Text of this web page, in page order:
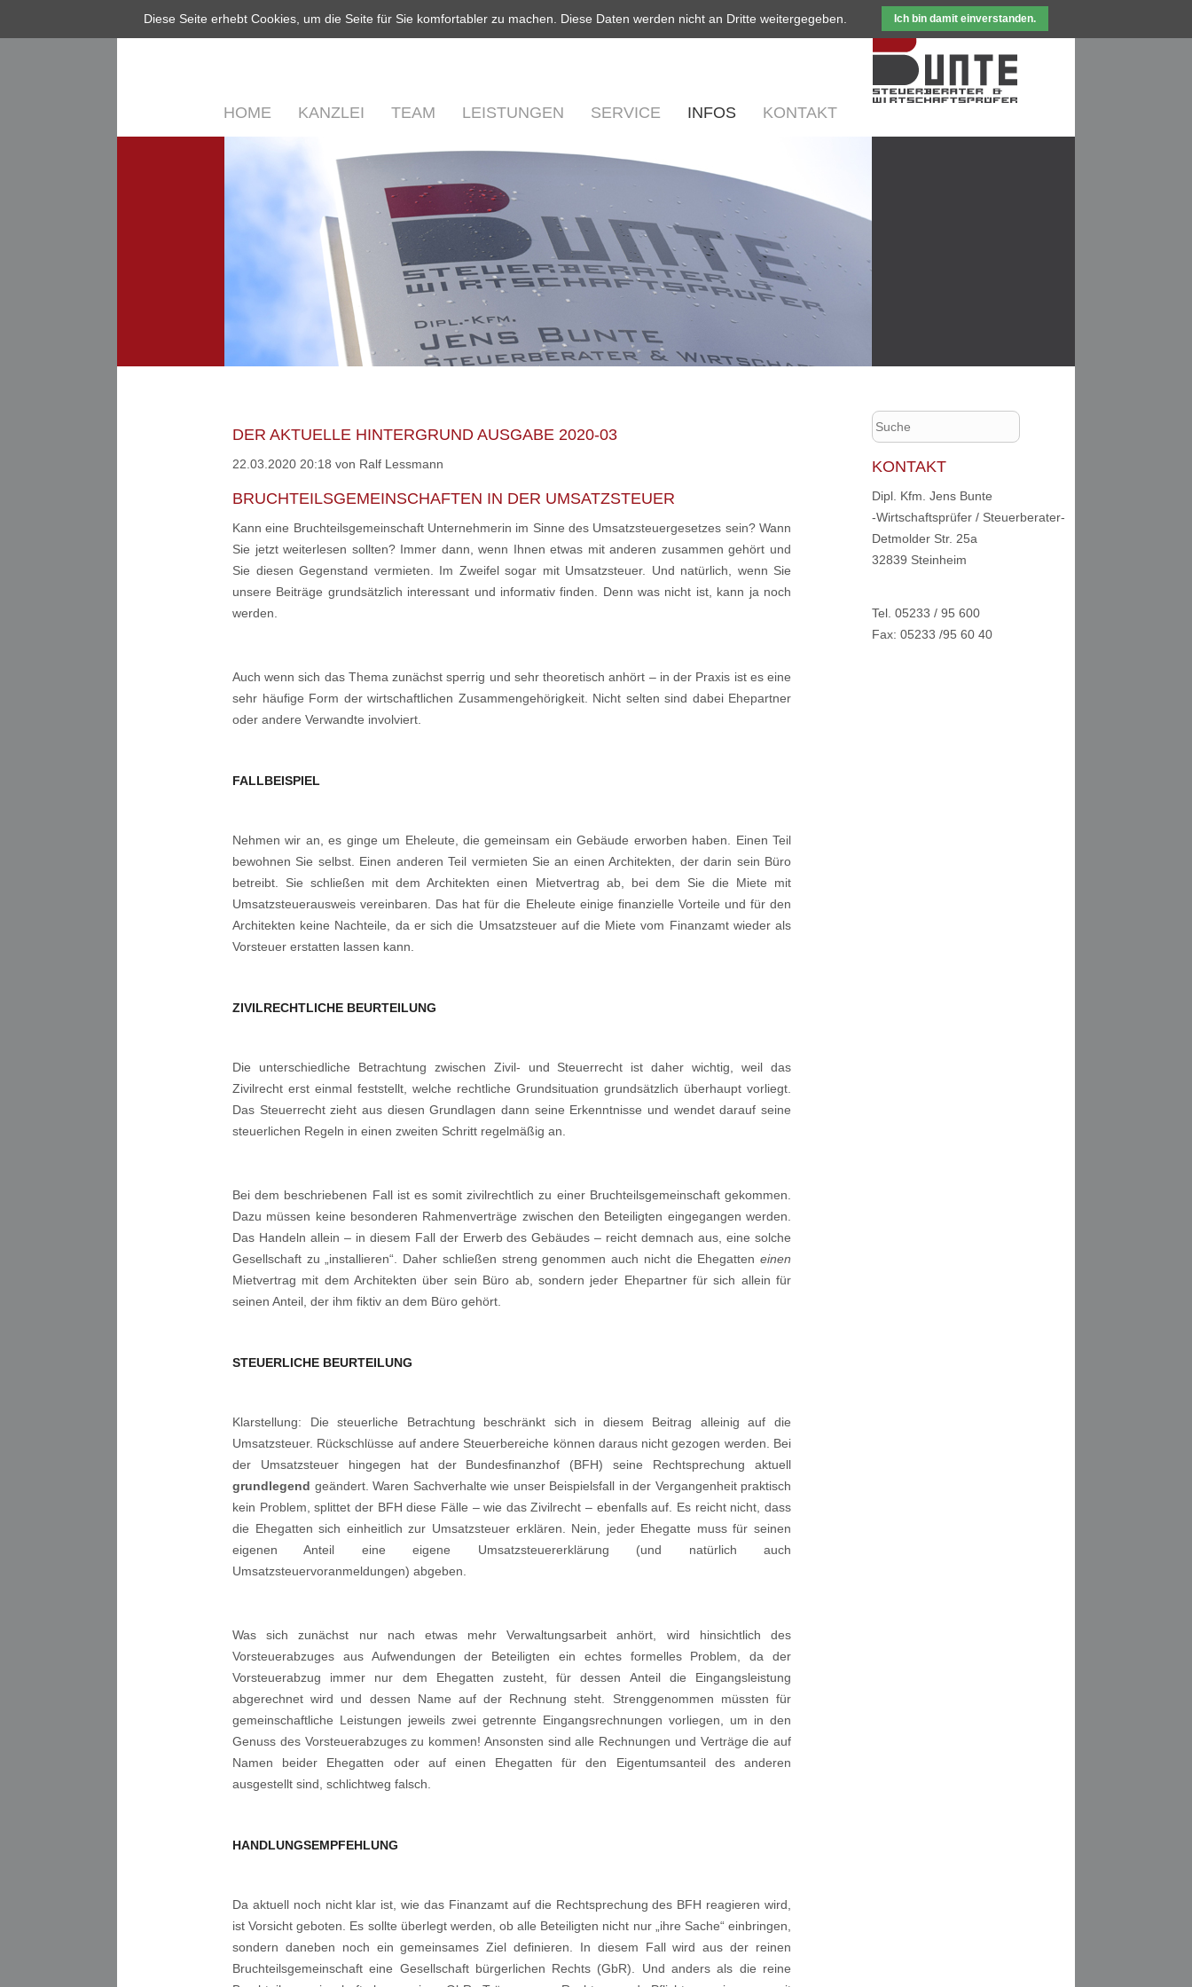
ÜBERSPRINGEN
HOME KANZLEI TEAM LEISTUNGEN SERVICE INFOS KONTAKT
DER AKTUELLE HINTERGRUND AUSGABE 2020-03
22.03.2020 20:18 von Ralf Lessmann
BRUCHTEILSGEMEINSCHAFTEN IN DER UMSATZSTEUER
Kann eine Bruchteilsgemeinschaft Unternehmerin im Sinne des Umsatzsteuergesetzes sein? Wann
Sie jetzt weiterlesen sollten? Immer dann, wenn Ihnen etwas mit anderen zusammen gehört und
Sie diesen Gegenstand vermieten. Im Zweifel sogar mit Umsatzsteuer. Und natürlich, wenn Sie
unsere Beiträge grundsätzlich interessant und informativ finden. Denn was nicht ist, kann ja noch
werden.
Auch wenn sich das Thema zunächst sperrig und sehr theoretisch anhört – in der Praxis ist es eine
sehr häufige Form der wirtschaftlichen Zusammengehörigkeit. Nicht selten sind dabei Ehepartner
oder andere Verwandte involviert.
FALLBEISPIEL
Nehmen wir an, es ginge um Eheleute, die gemeinsam ein Gebäude erworben haben. Einen Teil
bewohnen Sie selbst. Einen anderen Teil vermieten Sie an einen Architekten, der darin sein Büro
betreibt. Sie schließen mit dem Architekten einen Mietvertrag ab, bei dem Sie die Miete mit
Umsatzsteuerausweis vereinbaren. Das hat für die Eheleute einige finanzielle Vorteile und für den
Architekten keine Nachteile, da er sich die Umsatzsteuer auf die Miete vom Finanzamt wieder als
Vorsteuer erstatten lassen kann.
ZIVILRECHTLICHE BEURTEILUNG
Die unterschiedliche Betrachtung zwischen Zivil- und Steuerrecht ist daher wichtig, weil das
Zivilrecht erst einmal feststellt, welche rechtliche Grundsituation grundsätzlich überhaupt vorliegt.
Das Steuerrecht zieht aus diesen Grundlagen dann seine Erkenntnisse und wendet darauf seine
steuerlichen Regeln in einen zweiten Schritt regelmäßig an.
Bei dem beschriebenen Fall ist es somit zivilrechtlich zu einer Bruchteilsgemeinschaft gekommen.
Dazu müssen keine besonderen Rahmenverträge zwischen den Beteiligten eingegangen werden.
Das Handeln allein – in diesem Fall der Erwerb des Gebäudes – reicht demnach aus, eine solche
Gesellschaft zu „installieren“. Daher schließen streng genommen auch nicht die Ehegatten einen
Mietvertrag mit dem Architekten über sein Büro ab, sondern jeder Ehepartner für sich allein für
seinen Anteil, der ihm fiktiv an dem Büro gehört.
STEUERLICHE BEURTEILUNG
Klarstellung: Die steuerliche Betrachtung beschränkt sich in diesem Beitrag alleinig auf die
Umsatzsteuer. Rückschlüsse auf andere Steuerbereiche können daraus nicht gezogen werden. Bei
der Umsatzsteuer hingegen hat der Bundesfinanzhof (BFH) seine Rechtsprechung aktuell
grundlegend geändert. Waren Sachverhalte wie unser Beispielsfall in der Vergangenheit praktisch
kein Problem, splittet der BFH diese Fälle – wie das Zivilrecht – ebenfalls auf. Es reicht nicht, dass
die Ehegatten sich einheitlich zur Umsatzsteuer erklären. Nein, jeder Ehegatte muss für seinen
eigenen Anteil eine eigene Umsatzsteuererklärung (und natürlich auch
Umsatzsteuervoranmeldungen) abgeben.
Was sich zunächst nur nach etwas mehr Verwaltungsarbeit anhört, wird hinsichtlich des
Vorsteuerabzuges aus Aufwendungen der Beteiligten ein echtes formelles Problem, da der
Vorsteuerabzug immer nur dem Ehegatten zusteht, für dessen Anteil die Eingangsleistung
abgerechnet wird und dessen Name auf der Rechnung steht. Strenggenommen müssten für
gemeinschaftliche Leistungen jeweils zwei getrennte Eingangsrechnungen vorliegen, um in den
Genuss des Vorsteuerabzuges zu kommen! Ansonsten sind alle Rechnungen und Verträge die auf
Namen beider Ehegatten oder auf einen Ehegatten für den Eigentumsanteil des anderen
ausgestellt sind, schlichtweg falsch.
HANDLUNGSEMPFEHLUNG
Da aktuell noch nicht klar ist, wie das Finanzamt auf die Rechtsprechung des BFH reagieren wird,
ist Vorsicht geboten. Es sollte überlegt werden, ob alle Beteiligten nicht nur „ihre Sache“ einbringen,
sondern daneben noch ein gemeinsames Ziel definieren. In diesem Fall wird aus der reinen
Bruchteilsgemeinschaft eine Gesellschaft bürgerlichen Rechts (GbR). Und anders als die reine
KONTAKT
Dipl. Kfm. Jens Bunte
-Wirtschaftsprüfer / Steuerberater-
Detmolder Str. 25a
32839 Steinheim
Tel. 05233 / 95 600
Fax: 05233 /95 60 40
Diese Seite erhebt Cookies, um die Seite für Sie komfortabler zu machen. Diese Daten werden nicht an Dritte weitergegeben. Ich bin damit einverstanden.